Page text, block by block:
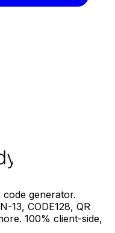
generator.
13, CODE128, QR
100% client-side,